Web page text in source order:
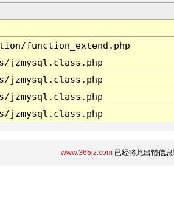
function_extend.php
jzmysql.class.php
jzmysql.class.php
jzmysql.class.php
jzmysql.class.php
www.365jz.com已经将此出错信息